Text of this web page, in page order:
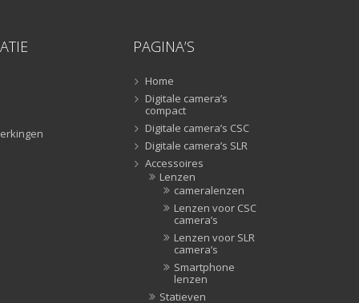
Studiolampen
Studiolampen
televisie afstandsbedieningen
Afstandsbedieningen
Zonnekappen
PAGINA’S
Home
Digitale camera’s
compact
Digitale camera’s CSC
Digitale camera’s SLR
Accessoires
Lenzen
cameralenzen
Lenzen voor CSC
camera’s
Lenzen voor SLR
camera’s
Smartphone
lenzen
Statieven